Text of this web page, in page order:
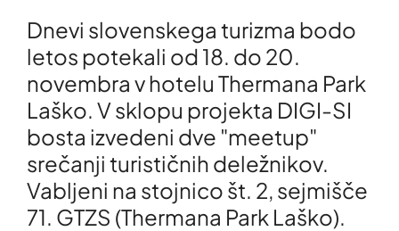
Dnevi slovenskega turizma bodo
letos potekali od 18. do 20.
novembra v hotelu Thermana Park
Laško. V sklopu projekta DIGI-SI
bosta izvedeni dve "meetup"
srečanji turističnih deležnikov.
Vabljeni na stojnico št. 2, sejmišče
71. GTZS (Thermana Park Laško).